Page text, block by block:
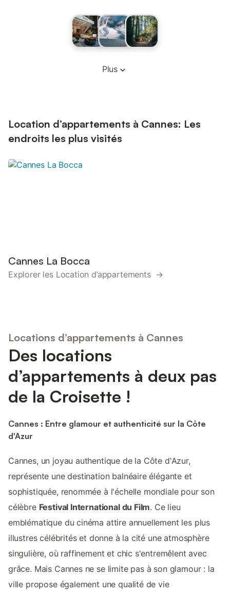
Plus
Location d’appartements à Cannes: Les
endroits les plus visités
Cannes La Bocca
Explorer les Location d’appartements →
Locations d’appartements à Cannes
Des locations
d’appartements à deux pas
de la Croisette !
Cannes : Entre glamour et authenticité sur la Côte
d'Azur
Cannes, un joyau authentique de la Côte d'Azur,
représente une destination balnéaire élégante et
sophistiquée, renommée à l'échelle mondiale pour son
célèbre Festival International du Film. Ce lieu
emblématique du cinéma attire annuellement les plus
illustres célébrités et donne à la cité une atmosphère
singulière, où raffinement et chic s'entremêlent avec
grâce. Mais Cannes ne se limite pas à son glamour : la
ville propose également une qualité de vie